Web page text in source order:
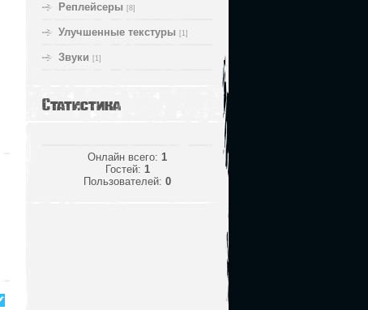
Реплейсеры [8]
Улучшенные текстуры [1]
Звуки [1]
Статистика
Онлайн всего: 1
Гостей: 1
Пользователей: 0